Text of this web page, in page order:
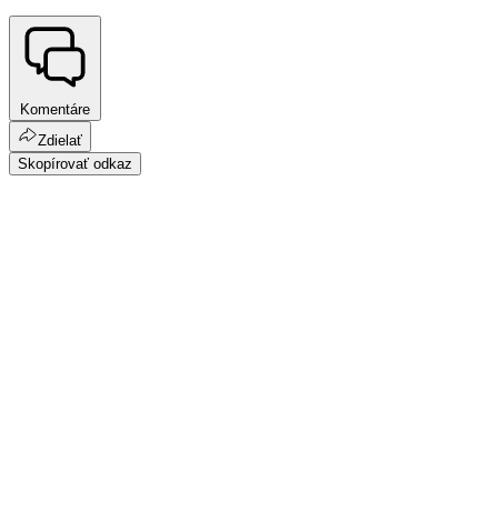
Komentáre
Zdielať
Skopírovať odkaz